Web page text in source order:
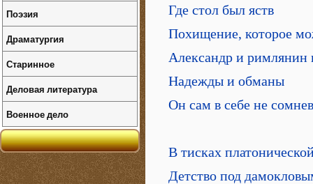
Где стол был яств
Похищение, которое
Александр и
Надежды и обманы
Он сам в себе не
В тисках
Детство под
Поэзия
Драматургия
Старинное
Деловая литература
Военное дело